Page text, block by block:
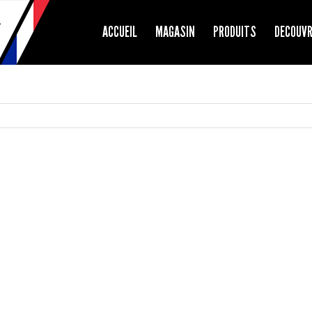
ACCUEIL MAGASIN PRODUITS